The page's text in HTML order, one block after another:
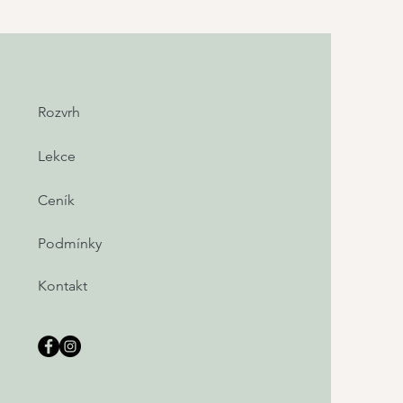
Rozvrh
Lekce
Ceník
Podmínky
Kontakt